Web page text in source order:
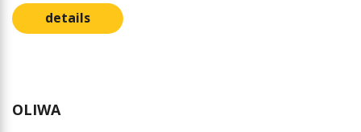
details
OLIWA